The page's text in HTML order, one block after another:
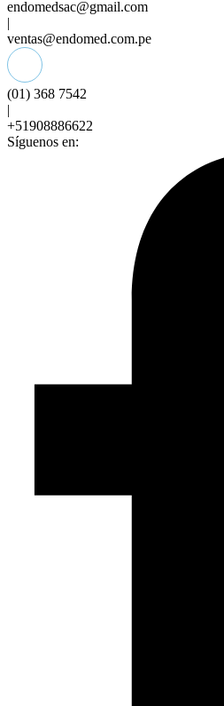
endomedsac@gmail.com
|
ventas@endomed.com.pe
(01) 368 7542
|
+51908886622
Síguenos en: